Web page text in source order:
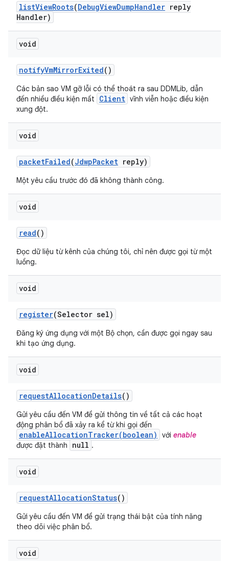
listViewRoots(DebugViewDumpHandler reply
Handler)
void
notifyVmMirrorExited()
Các bản sao VM gỡ lỗi có thể thoát ra sau DDMLib, dẫn
đến nhiều điều kiện mất
Client vĩnh viễn hoặc điều kiện
xung đột.
void
packetFailed(JdwpPacket reply)
Một yêu cầu trước đó đã không thành công.
void
read()
Đọc dữ liệu từ kênh của chúng tôi, chỉ nên được gọi từ một
luồng.
void
register(Selector sel)
Đăng ký ứng dụng với một Bộ chọn, cần được gọi ngay sau
khi tạo ứng dụng.
void
requestAllocationDetails()
Gửi yêu cầu đến VM để gửi thông tin về tất cả các hoạt
động phân bổ đã xảy ra kể từ khi gọi đến
enableAllocationTracker(boolean) với enable
được đặt thành
null .
void
requestAllocationStatus()
Gửi yêu cầu đến VM để gửi trạng thái bật của tính năng
theo dõi việc phân bổ.
void